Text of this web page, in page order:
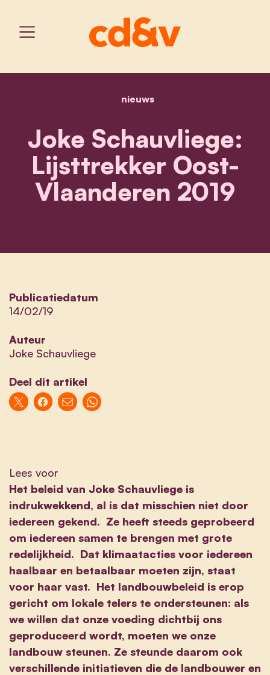
home
nieuwsjoke schauvliege:
Joke Schauvliege:
Lijsttrekker Oost-
Vlaanderen 2019
Publicatiedatum
14/02/19
Auteur
Joke Schauvliege
Deel dit artikel
Lees voor
Het beleid van Joke Schauvliege is
indrukwekkend, al is dat misschien niet door
iedereen gekend. Ze heeft steeds geprobeerd
om iedereen samen te brengen met grote
redelijkheid. Dat klimaatacties voor iedereen
haalbaar en betaalbaar moeten zijn, staat
voor haar vast. Het landbouwbeleid is erop
gericht om lokale telers te ondersteunen: als
we willen dat onze voeding dichtbij ons
geproduceerd wordt, moeten we onze
landbouw steunen. Ze steunde daarom ook
verschillende initiatieven die de landbouwer en